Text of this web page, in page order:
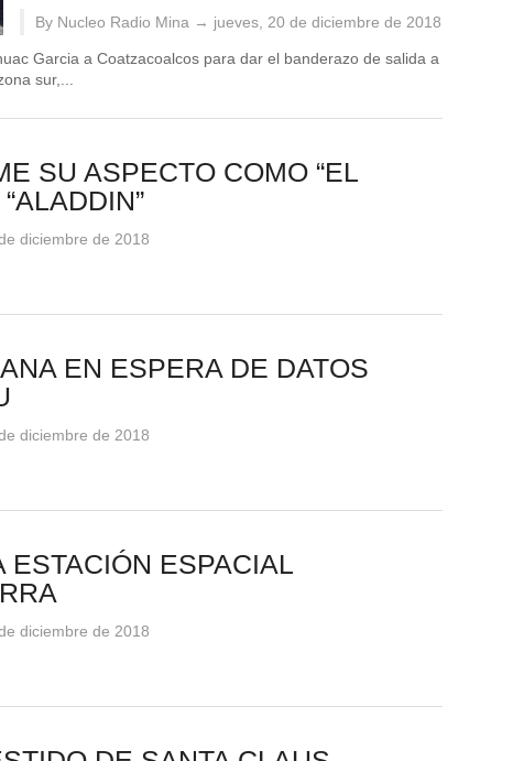
By Nucleo Radio Mina → jueves, 20 de diciembre de 2018
Garcia a Coatzacoalcos para dar el banderazo de salida a
sur,...
SU ASPECTO COMO “EL
diciembre de 2018
EN ESPERA DE DATOS
diciembre de 2018
ESPACIAL
diciembre de 2018